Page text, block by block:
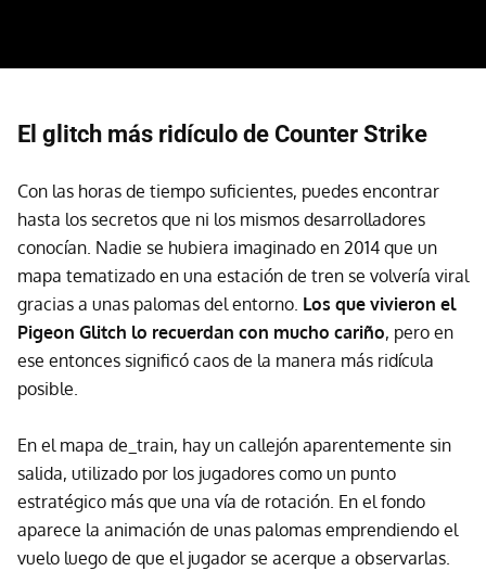
El glitch más ridículo de Counter Strike
Con las horas de tiempo suficientes, puedes encontrar
hasta los secretos que ni los mismos desarrolladores
conocían. Nadie se hubiera imaginado en 2014 que un
mapa tematizado en una estación de tren se volvería viral
gracias a unas palomas del entorno. Los que vivieron el
Pigeon Glitch lo recuerdan con mucho cariño, pero en
ese entonces significó caos de la manera más ridícula
posible.
En el mapa de_train, hay un callejón aparentemente sin
salida, utilizado por los jugadores como un punto
estratégico más que una vía de rotación. En el fondo
aparece la animación de unas palomas emprendiendo el
vuelo luego de que el jugador se acerque a observarlas.